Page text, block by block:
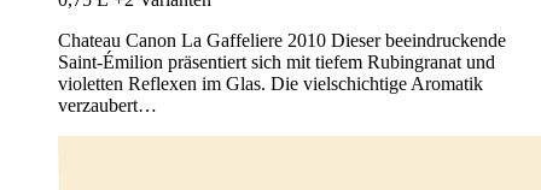
Chateau Canon La Gaffeliere 2010 Dieser beeindruckende
Saint-Émilion präsentiert sich mit tiefem Rubingranat und
violetten Reflexen im Glas. Die vielschichtige Aromatik
verzaubert…